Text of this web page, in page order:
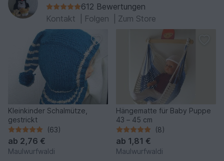
612 Bewertungen
Kontakt
Folgen Zum Store
Kleinkinder Schalmütze,
gestrickt
(63)
ab 2,76 €
Maulwurfwaldi
Hängematte für Baby Puppe
43 – 45 cm
(8)
ab 1,81 €
Maulwurfwaldi